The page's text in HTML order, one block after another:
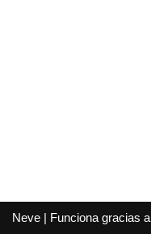
Neve | Funciona gracias a